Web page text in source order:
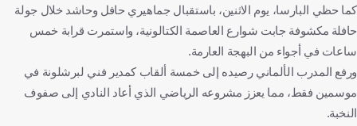
كما حظي البارسا، يوم الاثنين، باستقبال جماهيري حافل وحاشد خلال جولة
حافلة مكشوفة جابت شوارع العاصمة الكتالونية، واستمرت قرابة خمس
ساعات في أجواء من البهجة العارمة.
ورفع المدرب الألماني رصيده إلى خمسة ألقاب كمدير فني لبرشلونة في
موسمين فقط، مما يعزز مشروعه الرياضي الذي أعاد النادي إلى صفوف
النخبة.